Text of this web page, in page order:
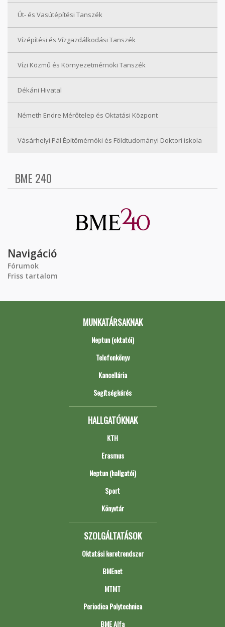
Út- és Vasútépítési Tanszék
Vízépítési és Vízgazdálkodási Tanszék
Vízi Közmű és Környezetmérnöki Tanszék
Dékáni Hivatal
Németh Endre Mérőtelep és Oktatási Központ
Vásárhelyi Pál Építőmérnöki és Földtudományi Doktori iskola
BME 240
Navigáció
Fórumok
Friss tartalom
MUNKATÁRSAKNAK
Neptun (oktatói)
Telefonkönyv
Kancellária
Segítségkérés
HALLGATÓKNAK
KTH
Erasmus
Neptun (hallgatói)
Sport
Könyvtár
SZOLGÁLTATÁSOK
Oktatási keretrendszer
BMEnet
MTMT
Periodica Polytechnica
BME Alfa